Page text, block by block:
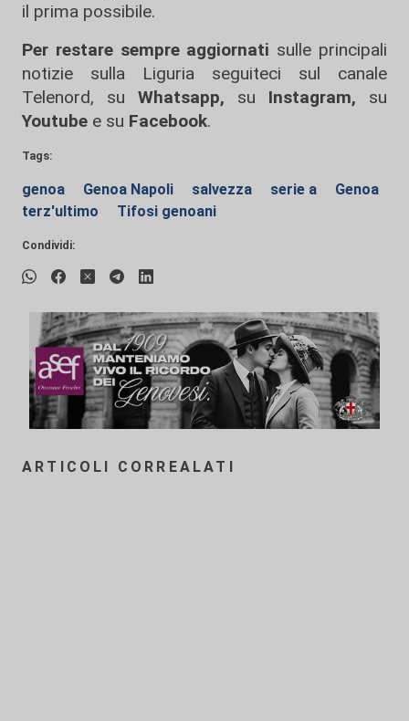
il prima possibile.
Per restare sempre aggiornati sulle principali
notizie sulla Liguria seguiteci sul canale
Telenord, su
Whatsapp, su Instagram, su
Youtube e su Facebook.
Tags:
genoa Genoa Napoli salvezza serie a
Genoa
terz'ultimo
Tifosi genoani
Condividi:
ARTICOLI CORREALATI